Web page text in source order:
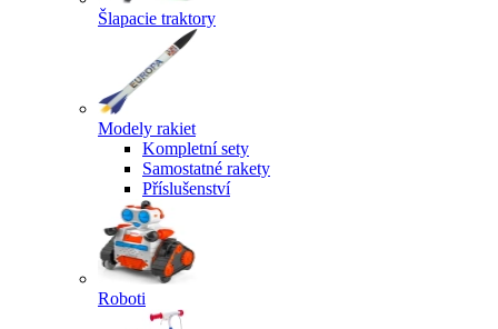
Šlapacie traktory
Modely rakiet
Kompletní sety
Samostatné rakety
Příslušenství
Roboti